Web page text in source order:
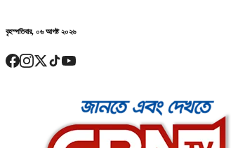
বৃহস্পতিবার, ০৬ আগষ্ট ২০২৬